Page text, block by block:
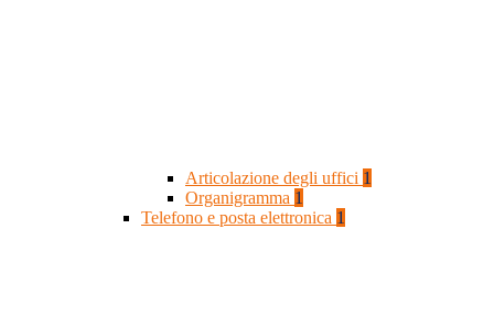
Articolazione degli uffici 1
Organigramma 1
Telefono e posta elettronica 1